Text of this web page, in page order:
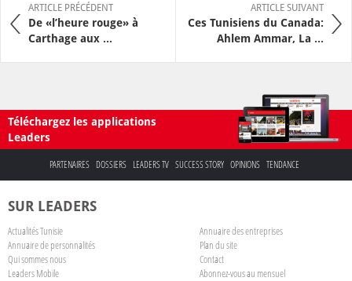
ARTICLE PRÉCÉDENT
De «l’heure rouge» à
Carthage aux ...
ARTICLE SUIVANT
Ces Tunisiens du Canada:
Ahlem Ammar, La ...
Téléchargez les applications
Leaders
PARTENAIRES DOSSIERS LEADERS TV SUCCESS STORY OPINIONS TENDANCE
SUR LEADERS
Actualités Tunisie
Annuaire des entreprises
Annuaire de personnalités
Plan du site
Qui sommes nous
Contact
Leaders Mobile
Abonnez-vous au mensuel